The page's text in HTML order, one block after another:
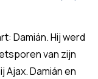
Damián. Hij werd
van zijn
Ajax. Damián en